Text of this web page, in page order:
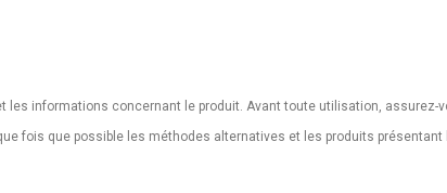
informations concernant le produit. Avant toute utilisation, assurez-
fois que possible les méthodes alternatives et les produits présentant